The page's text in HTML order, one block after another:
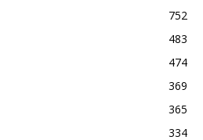
752
483
474
369
365
334